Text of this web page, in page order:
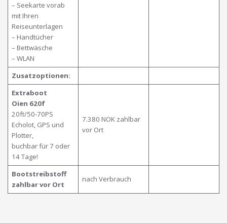
– Seekarte vorab
mit Ihren
Reiseunterlagen
– Handtücher
– Bettwäsche
– WLAN
Zusatzoptionen:
Extraboot
Oien 620f
20ft/50-70PS
Echolot, GPS und
Plotter,
buchbar für 7 oder
14 Tage!
7.380 NOK zahlbar
vor Ort
Bootstreibstoff
zahlbar vor Ort
nach Verbrauch